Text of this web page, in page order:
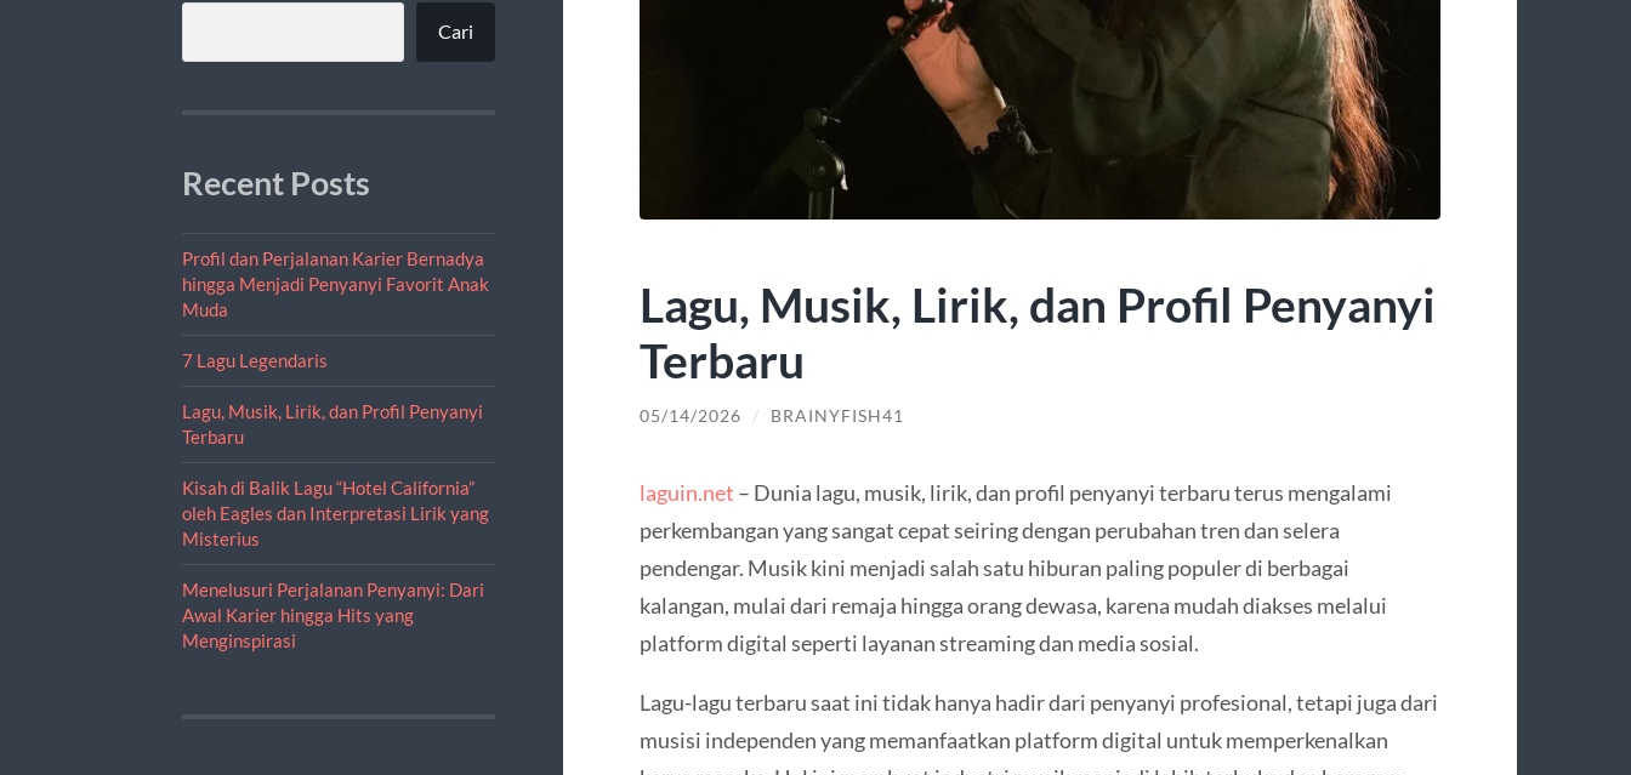
Cari
Recent Posts
Profil dan Perjalanan Karier Bernadya
hingga Menjadi Penyanyi Favorit Anak
Muda
7 Lagu Legendaris
Lagu, Musik, Lirik, dan Profil Penyanyi
Terbaru
Kisah di Balik Lagu “Hotel California”
oleh Eagles dan Interpretasi Lirik yang
Misterius
Menelusuri Perjalanan Penyanyi: Dari
Awal Karier hingga Hits yang
Menginspirasi
Lagu, Musik, Lirik, dan Profil Penyanyi
Terbaru
05/14/2026 / BRAINYFISH41
laguin.net – Dunia lagu, musik, lirik, dan profil penyanyi terbaru terus mengalami
perkembangan yang sangat cepat seiring dengan perubahan tren dan selera
pendengar. Musik kini menjadi salah satu hiburan paling populer di berbagai
kalangan, mulai dari remaja hingga orang dewasa, karena mudah diakses melalui
platform digital seperti layanan streaming dan media sosial.
Lagu-lagu terbaru saat ini tidak hanya hadir dari penyanyi profesional, tetapi juga dari
musisi independen yang memanfaatkan platform digital untuk memperkenalkan